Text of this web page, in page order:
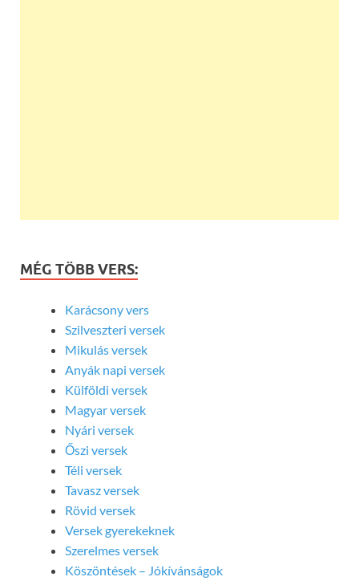
MÉG TÖBB VERS:
Karácsony vers
Szilveszteri versek
Mikulás versek
Anyák napi versek
Külföldi versek
Magyar versek
Nyári versek
Őszi versek
Téli versek
Tavasz versek
Rövid versek
Versek gyerekeknek
Szerelmes versek
Köszöntések – Jókívánságok